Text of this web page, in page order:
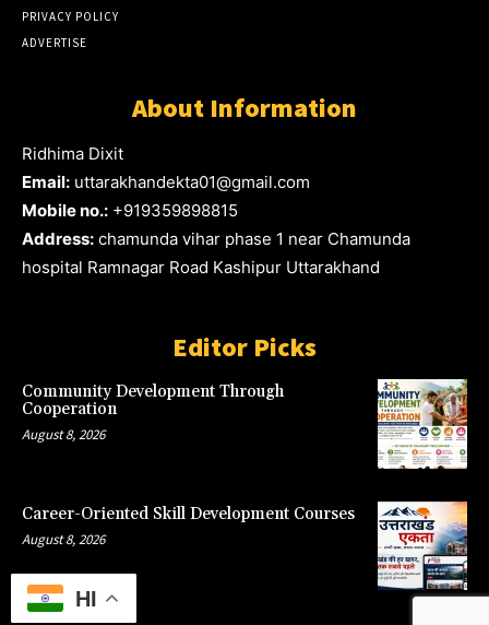
PRIVACY POLICY
ADVERTISE
About Information
Ridhima Dixit
Email: uttarakhandekta01@gmail.com
Mobile no.: +919359898815
Address: chamunda vihar phase 1 near Chamunda
hospital Ramnagar Road Kashipur Uttarakhand
Editor Picks
Community Development Through
Cooperation
August 8, 2026
Career-Oriented Skill Development Courses
August 8, 2026
HI